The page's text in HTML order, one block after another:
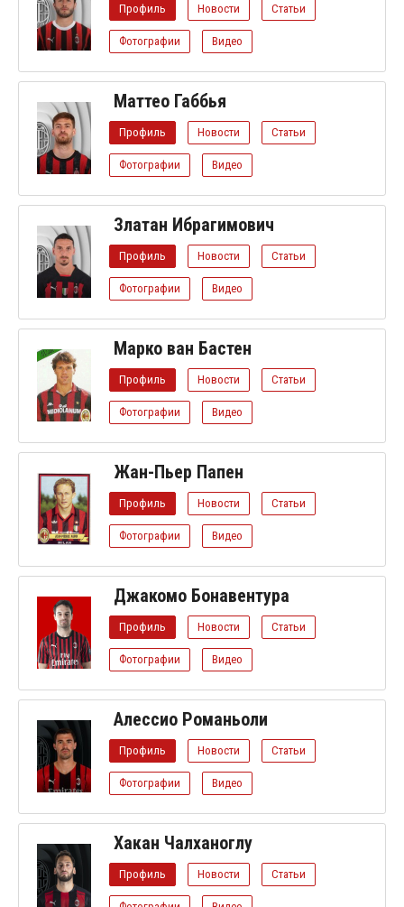
Профиль Новости Статьи
Фотографии Видео
Маттео Габбья
Профиль Новости Статьи
Фотографии Видео
Златан Ибрагимович
Профиль Новости Статьи
Фотографии Видео
Марко ван Бастен
Профиль Новости Статьи
Фотографии Видео
Жан-Пьер Папен
Профиль Новости Статьи
Фотографии Видео
Джакомо Бонавентура
Профиль Новости Статьи
Фотографии Видео
Алессио Романьоли
Профиль Новости Статьи
Фотографии Видео
Хакан Чалханоглу
Профиль Новости Статьи